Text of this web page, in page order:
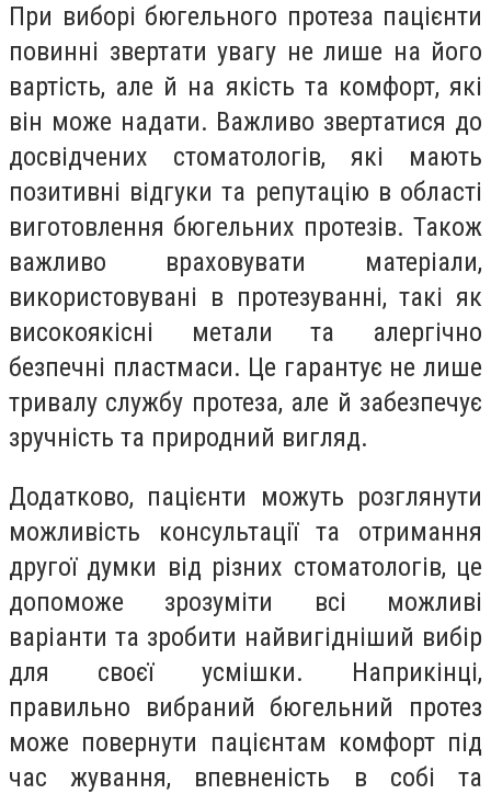
При виборі бюгельного протеза пацієнти
повинні звертати увагу не лише на його
вартість, але й на якість та комфорт, які
він може надати. Важливо звертатися до
досвідчених стоматологів, які мають
позитивні відгуки та репутацію в області
виготовлення бюгельних протезів. Також
важливо враховувати матеріали,
використовувані в протезуванні, такі як
високоякісні метали та алергічно
безпечні пластмаси. Це гарантує не лише
тривалу службу протеза, але й забезпечує
зручність та природний вигляд.
Додатково, пацієнти можуть розглянути
можливість консультації та отримання
другої думки від різних стоматологів, це
допоможе зрозуміти всі можливі
варіанти та зробити найвигідніший вибір
для своєї усмішки. Наприкінці,
правильно вибраний бюгельний протез
може повернути пацієнтам комфорт під
час жування, впевненість в собі та